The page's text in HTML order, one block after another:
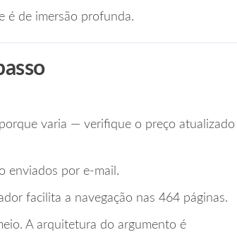
é de imersão profunda.
varia — verifique o preço atualizado
enviados por e-mail.
facilita a navegação nas 464 páginas.
A arquitetura do argumento é